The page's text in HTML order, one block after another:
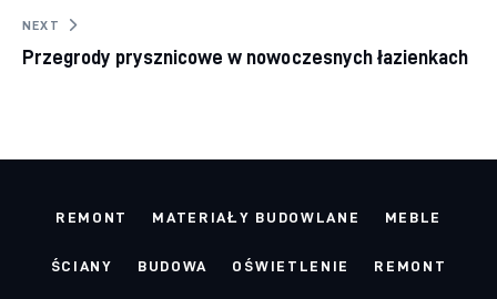
NEXT
Przegrody prysznicowe w nowoczesnych łazienkach
REMONT MATERIAŁY BUDOWLANE MEBLE
ŚCIANY BUDOWA OŚWIETLENIE REMONT